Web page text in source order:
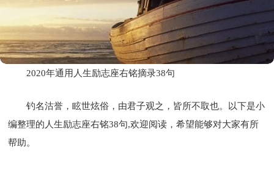
2020年通用人生励志座右铭摘录38句
钓名沽誉，眩世炫俗，由君子观之，皆所不取也。以下是小
编整理的人生励志座右铭38句,欢迎阅读，希望能够对大家有所
帮助。